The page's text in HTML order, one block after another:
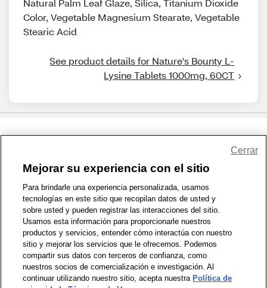
Natural Palm Leaf Glaze, Silica, Titanium Dioxide
Color, Vegetable Magnesium Stearate, Vegetable
Stearic Acid
See product details for Nature's Bounty L-
Lysine Tablets 1000mg, 60CT
1-800-679-9691 | Contáctenos | Términos de Uso | Accesibilidad
Política de Privacidad | WA Privacy Policy | Mapa del sitio
Zona de Bienestar | © 1999 - 2026 CVS.com
Mejorar su experiencia con el sitio
Para brindarle una experiencia personalizada, usamos
tecnologías en este sitio que recopilan datos de usted y
sobre usted y pueden registrar las interacciones del sitio.
Usamos esta información para proporcionarle nuestros
productos y servicios, entender cómo interactúa con nuestro
sitio y mejorar los servicios que le ofrecemos. Podemos
compartir sus datos con terceros de confianza, como
nuestros socios de comercialización e investigación. Al
continuar utilizando nuestro sitio, acepta nuestra Política de
Cerrar